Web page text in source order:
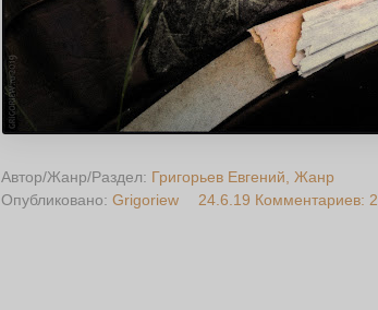
Автор/Жанр/Раздел: Григорьев Евгений
Жанр
Опубликовано: Grigoriew 24.6.19 Комментариев: 2